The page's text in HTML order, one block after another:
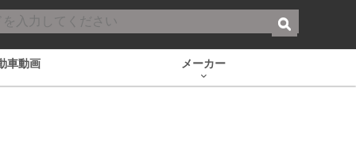
車動画 メーカー